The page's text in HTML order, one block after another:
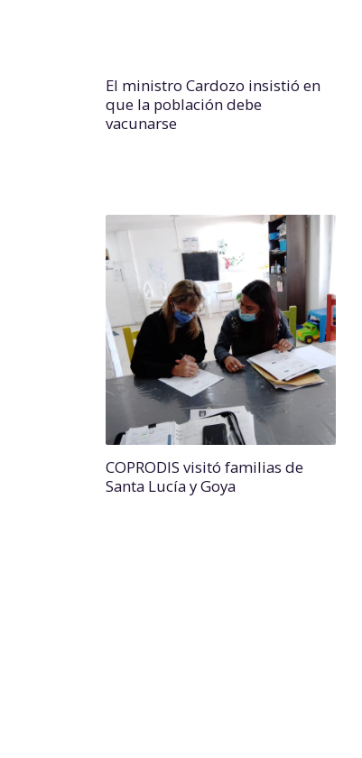
El ministro Cardozo insistió en
que la población debe
vacunarse
COPRODIS visitó familias de
Santa Lucía y Goya